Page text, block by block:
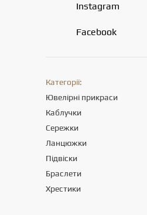
Instagram
Facebook
Категорії:
Ювелірні прикраси
Каблучки
Сережки
Ланцюжки
Підвіски
Браслети
Хрестики